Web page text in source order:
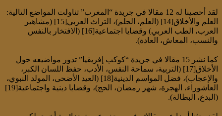
لقد أحصينا له 12 مقالا في جريدة “المغرب” تناولت المواضع التالية:
العلم والأخلاق[14] (العلم، الحلم)، التراث العربي[15] (مشاهير
العرب، الطب العربي) وقضايا اجتماعية[16] (الافتخار بالنفس
والنسب، المعاش، العادة).
كما نشر 15 مقالا في جريدة “كوكب إفريقيا” تدور مواضيعه حول
الأخلاق[17] (التربية، سماحة النفس، الأدب، حفظ اللسان الكبر،
والإعجاب)، فضل المواسم الدينية[18] (العيد الأضحى، المولد النبوي،
العاشوراء، الهجرة، شهر رمضان، الحج)، وقضايا دينية واجتماعية[19]
(البدع، البطالة).